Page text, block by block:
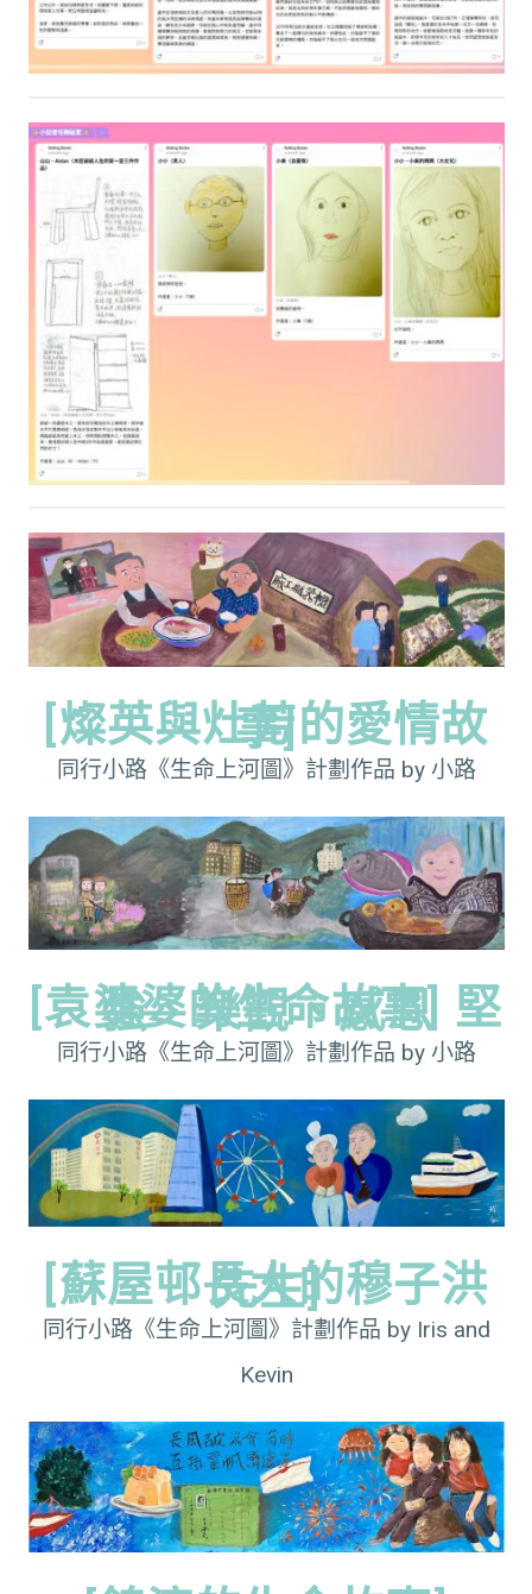
[燦英與灶芳的愛情故
事]
同行小路《生命上河圖》計劃作品 by 小路
[袁婆婆的生命故事] 堅
強、樂觀、感恩
同行小路《生命上河圖》計劃作品 by 小路
[蘇屋邨長大的穆子洪
先生]
同行小路《生命上河圖》計劃作品 by Iris and
Kevin